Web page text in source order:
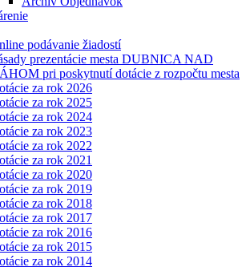
podávanie žiadostí
prezentácie mesta DUBNICA NAD
pri poskytnutí dotácie z rozpočtu mesta
za rok 2026
za rok 2025
za rok 2024
za rok 2023
za rok 2022
za rok 2021
za rok 2020
za rok 2019
za rok 2018
za rok 2017
za rok 2016
za rok 2015
za rok 2014